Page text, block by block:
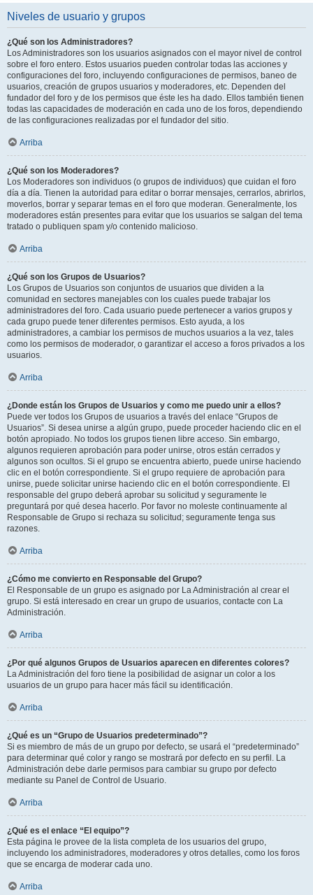
Niveles de usuario y grupos
¿Qué son los Administradores?
Los Administradores son los usuarios asignados con el mayor nivel de control
sobre el foro entero. Estos usuarios pueden controlar todas las acciones y
configuraciones del foro, incluyendo configuraciones de permisos, baneo de
usuarios, creación de grupos usuarios y moderadores, etc. Dependen del
fundador del foro y de los permisos que éste les ha dado. Ellos también tienen
todas las capacidades de moderación en cada uno de los foros, dependiendo
de las configuraciones realizadas por el fundador del sitio.
Arriba
¿Qué son los Moderadores?
Los Moderadores son individuos (o grupos de individuos) que cuidan el foro
día a día. Tienen la autoridad para editar o borrar mensajes, cerrarlos, abrirlos,
moverlos, borrar y separar temas en el foro que moderan. Generalmente, los
moderadores están presentes para evitar que los usuarios se salgan del tema
tratado o publiquen spam y/o contenido malicioso.
Arriba
¿Qué son los Grupos de Usuarios?
Los Grupos de Usuarios son conjuntos de usuarios que dividen a la
comunidad en sectores manejables con los cuales puede trabajar los
administradores del foro. Cada usuario puede pertenecer a varios grupos y
cada grupo puede tener diferentes permisos. Esto ayuda, a los
administradores, a cambiar los permisos de muchos usuarios a la vez, tales
como los permisos de moderador, o garantizar el acceso a foros privados a los
usuarios.
Arriba
¿Donde están los Grupos de Usuarios y como me puedo unir a ellos?
Puede ver todos los Grupos de usuarios a través del enlace “Grupos de
Usuarios”. Si desea unirse a algún grupo, puede proceder haciendo clic en el
botón apropiado. No todos los grupos tienen libre acceso. Sin embargo,
algunos requieren aprobación para poder unirse, otros están cerrados y
algunos son ocultos. Si el grupo se encuentra abierto, puede unirse haciendo
clic en el botón correspondiente. Si el grupo requiere de aprobación para
unirse, puede solicitar unirse haciendo clic en el botón correspondiente. El
responsable del grupo deberá aprobar su solicitud y seguramente le
preguntará por qué desea hacerlo. Por favor no moleste continuamente al
Responsable de Grupo si rechaza su solicitud; seguramente tenga sus
razones.
Arriba
¿Cómo me convierto en Responsable del Grupo?
El Responsable de un grupo es asignado por La Administración al crear el
grupo. Si está interesado en crear un grupo de usuarios, contacte con La
Administración.
Arriba
¿Por qué algunos Grupos de Usuarios aparecen en diferentes colores?
La Administración del foro tiene la posibilidad de asignar un color a los
usuarios de un grupo para hacer más fácil su identificación.
Arriba
¿Qué es un “Grupo de Usuarios predeterminado”?
Si es miembro de más de un grupo por defecto, se usará el “predeterminado”
para determinar qué color y rango se mostrará por defecto en su perfil. La
Administración debe darle permisos para cambiar su grupo por defecto
mediante su Panel de Control de Usuario.
Arriba
¿Qué es el enlace “El equipo”?
Esta página le provee de la lista completa de los usuarios del grupo,
incluyendo los administradores, moderadores y otros detalles, como los foros
que se encarga de moderar cada uno.
Arriba